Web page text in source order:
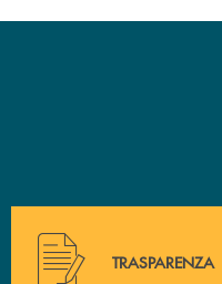
Hai bisogno di
TRASPARENZA